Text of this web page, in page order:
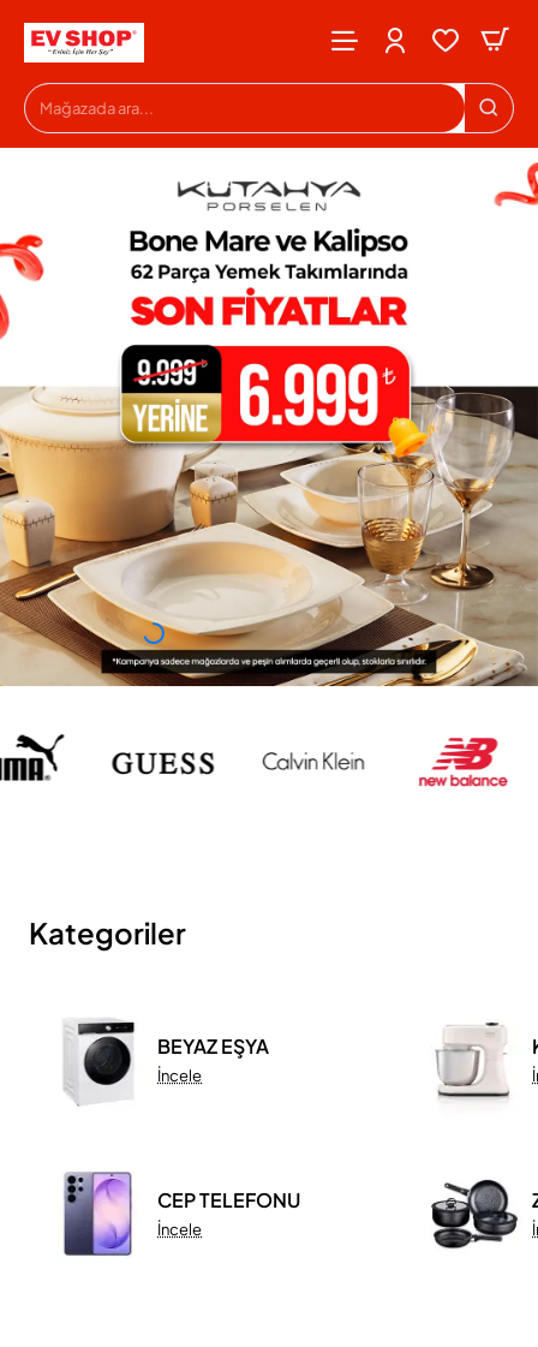
Evshop
Mağazada
ara...
Kategoriler
BEYAZ EŞYA
İncele
CEP TELEFONU
İncele